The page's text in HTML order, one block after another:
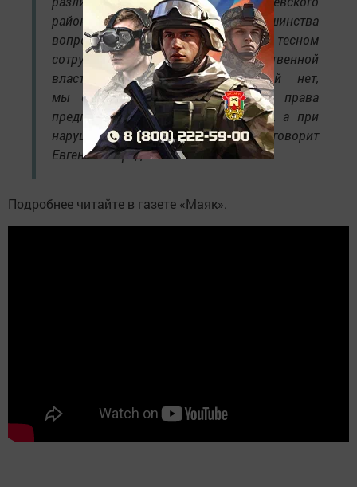
района. При рассмотрении большинства
вопросов мы находимся в тесном
сотрудничестве с органами государственной
власти. Неразрешимых обращений нет,
мы стараемся, чтобы интересы и права
предпринимателей были защищены, а при
нарушениях — восстановлены, — говорит
Евгений Безроднов.
Подробнее читайте в газете «Маяк».